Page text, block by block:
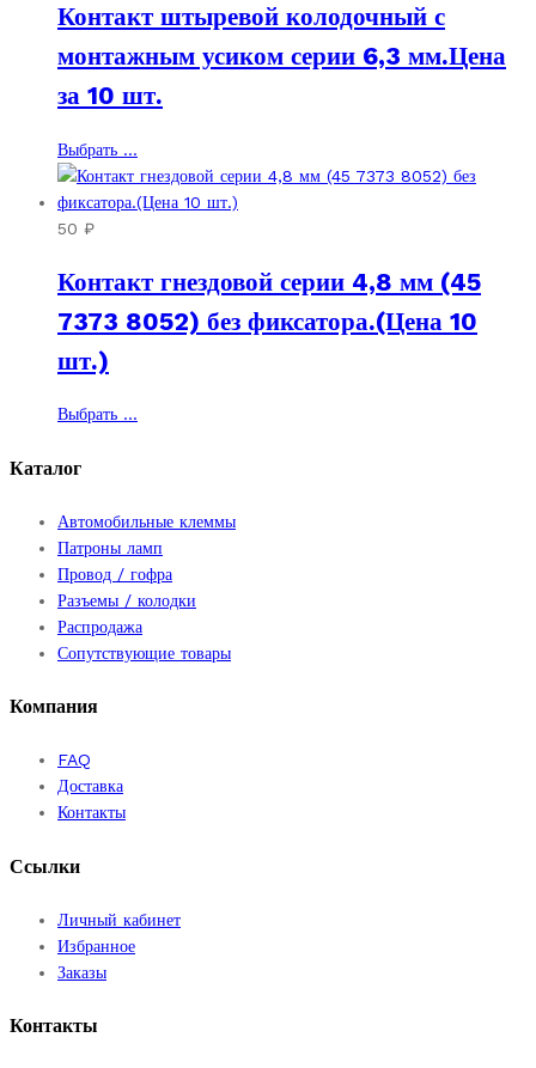
Контакт штыревой колодочный с
монтажным усиком серии 6,3 мм.Цена
за 10 шт.
Выбрать ...
товар
имеет
Опции
выбрать
50 ₽
Контакт гнездовой серии 4,8 мм (45
7373 8052) без фиксатора.(Цена 10
шт.)
Выбрать ...
вариаций.
Опции
можно
выбрать
на
странице
Каталог
Автомобильные клеммы
Патроны ламп
Провод / гофра
Разъемы / колодки
Распродажа
Сопутствующие товары
Компания
FAQ
Доставка
Контакты
Ссылки
Личный кабинет
Избранное
Заказы
Контакты